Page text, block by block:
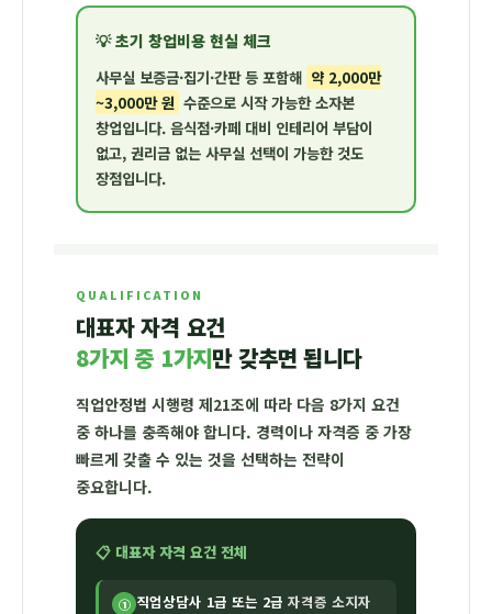
💡 초기 창업비용 현실 체크
사무실 보증금·집기·간판 등 포함해 약 2,000만
~3,000만 원 수준으로 시작 가능한 소자본
창업입니다. 음식점·카페 대비 인테리어 부담이
없고, 권리금 없는 사무실 선택이 가능한 것도
장점입니다.
QUALIFICATION
대표자 자격 요건
8가지 중 1가지만 갖추면 됩니다
직업안정법 시행령 제21조에 따라 다음 8가지 요건
중 하나를 충족해야 합니다. 경력이나 자격증 중 가장
빠르게 갖출 수 있는 것을 선택하는 전략이
중요합니다.
📋 대표자 자격 요건 전체
① 직업상담사 1급 또는 2급 자격증 소지자